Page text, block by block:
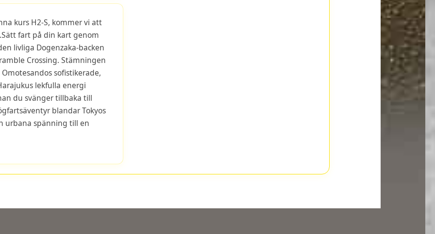
kurs H2-S, kommer vi att
fart på din kart genom
livliga Dogenzaka-backen
Crossing. Stämningen
sofistikerade,
lekfulla energi
du svänger tillbaka till
blandar Tokyos
urbana spänning till en